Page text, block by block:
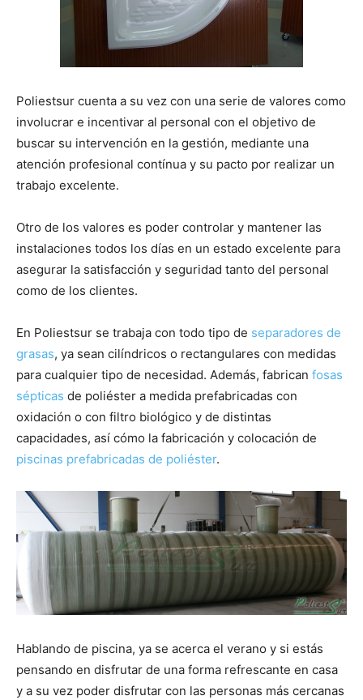
Poliestsur cuenta a su vez con una serie de valores como
involucrar e incentivar al personal con el objetivo de
buscar su intervención en la gestión, mediante una
atención profesional contínua y su pacto por realizar un
trabajo excelente.
Otro de los valores es poder controlar y mantener las
instalaciones todos los días en un estado excelente para
asegurar la satisfacción y seguridad tanto del personal
como de los clientes.
En Poliestsur se trabaja con todo tipo de separadores de
grasas, ya sean cilíndricos o rectangulares con medidas
para cualquier tipo de necesidad. Además, fabrican fosas
sépticas de poliéster a medida prefabricadas con
oxidación o con filtro biológico y de distintas
capacidades, así cómo la fabricación y colocación de
piscinas prefabricadas de poliéster.
Hablando de piscina, ya se acerca el verano y si estás
pensando en disfrutar de una forma refrescante en casa
y a su vez poder disfrutar con las personas más cercanas